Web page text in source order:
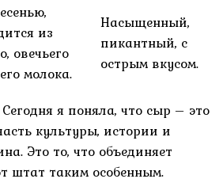
из
овечьего
молока.
Насыщенный,
пикантный, с
острым вкусом.
Сегодня я поняла, что сыр – это
культуры, истории и
Это то, что объединяет
штат таким особенным.